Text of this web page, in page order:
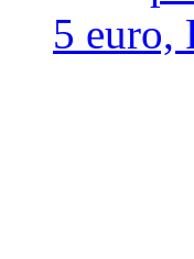
5 euro,